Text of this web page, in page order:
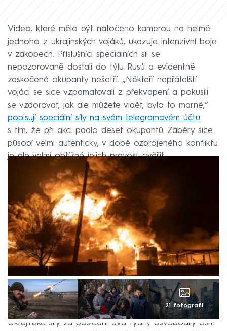
Video, které mělo být natočeno kamerou na helmě
jednoho z ukrajinských vojáků, ukazuje intenzivní boje
v zákopech. Příslušníci speciálních sil se
nepozorovaně dostali do týlu Rusů a evidentně
zaskočené okupanty nešetří. „Někteří nepřátelští
vojáci se sice vzpamatovali z překvapení a pokusili
se vzdorovat, jak ale můžete vidět, bylo to marné,“
popisují speciální síly na svém telegramovém účtu
s tím, že při akci padlo deset okupantů. Záběry sice
působí velmi autenticky, v době ozbrojeného konfliktu
je ale velmi obtížné jejich pravost ověřit.
21 fotografií
Ukrajinské síly za poslední dva týdny osvobodily osm